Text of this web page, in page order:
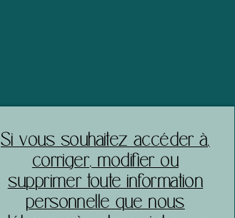
​Si vous souhaitez accéder à,
corriger, modifier ou
supprimer toute information
personnelle que nous